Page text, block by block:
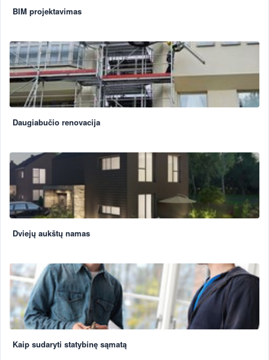
BIM projektavimas
Daugiabučio renovacija
Dviejų aukštų namas
Kaip sudaryti statybinę sąmatą